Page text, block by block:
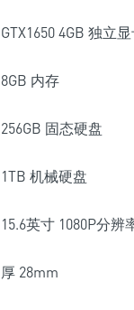
GTX1650 4GB 独立
8GB 内存
256GB 固态硬盘
1TB 机械硬盘
15.6英寸 1080P分辨
厚 28mm